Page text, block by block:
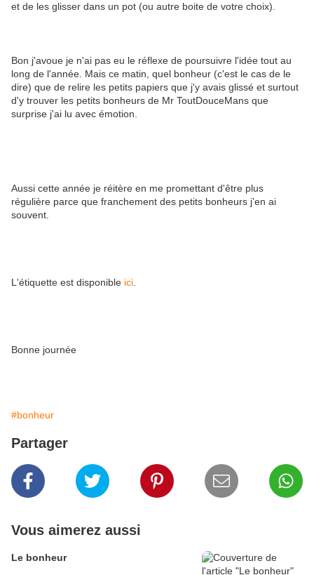
et de les glisser dans un pot (ou autre boite de votre choix).
Bon j'avoue je n'ai pas eu le réflexe de poursuivre l'idée tout au
long de l'année. Mais ce matin, quel bonheur (c'est le cas de le
dire) que de relire les petits papiers que j'y avais glissé et surtout
d'y trouver les petits bonheurs de Mr ToutDouceMans que
surprise j'ai lu avec émotion.
Aussi cette année je réitère en me promettant d'être plus
régulière parce que franchement des petits bonheurs j'en ai
souvent.
L'étiquette est disponible ici
Bonne journée
#bonheur
Partager
Vous aimerez aussi
Le bonheur